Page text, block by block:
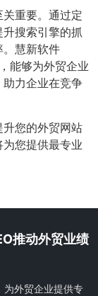
重要。通过定
搜索引擎的抓
。慧新软件
能够为外贸企业
力企业在竞争
您的外贸网站
您提供最专业
推动外贸业绩
为外贸企业提供专